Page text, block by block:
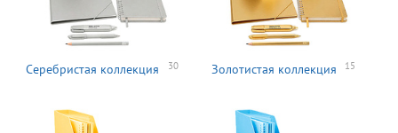
Серебристая коллекция 30 Золотистая коллекция 15